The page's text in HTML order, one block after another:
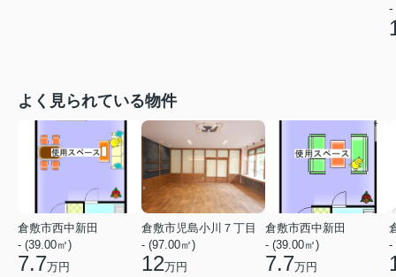
-
よく見られている物件
倉敷市西中新田
- (39.00㎡)
7.7万円
倉敷市児島小川７丁目
- (97.00㎡)
12万円
倉敷市西中新田
- (39.00㎡)
7.7万円
-